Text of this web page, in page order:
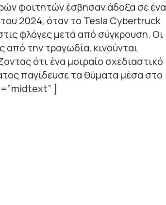
φοιτητών έσβησαν άδοξα σε ένα
2024, όταν το Tesla Cybertruck
φλόγες μετά από σύγκρουση. Οι
από την τραγωδία, κινούνται
ότι ένα μοιραίο σχεδιαστικό
παγίδευσε τα θύματα μέσα στο
]